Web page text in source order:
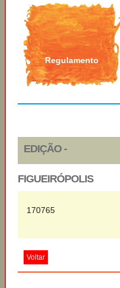
Regulamento
EDIÇÃO -
FIGUEIRÓPOLIS
170765
Voltar